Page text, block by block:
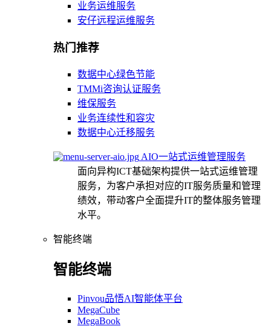
业务运维服务
安仔远程运维服务
热门推荐
数据中心绿色节能
TMMi咨询认证服务
维保服务
业务连续性和容灾
数据中心迁移服务
AIO一站式运维管理服务
面向异构ICT基础架构提供一站式运维管理
服务，为客户承担对应的IT服务质量和管理
绩效，带动客户全面提升IT的整体服务管理
水平。
智能终端
智能终端
Pinvou品悟AI智能体平台
MegaCube
MegaBook